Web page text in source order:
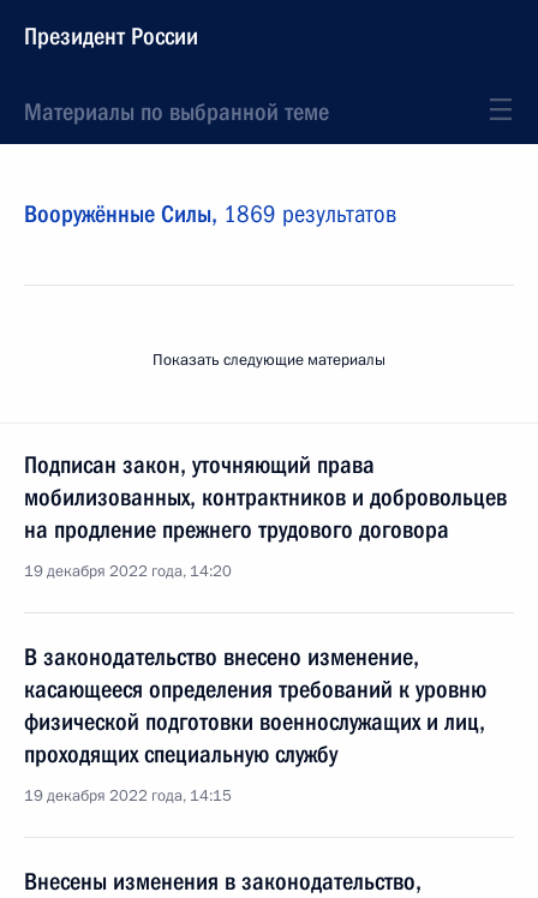
Президент России
Материалы по выбранной теме
Вооружённые Силы, 1869 результатов
Показать следующие материалы
Подписан закон, уточняющий права
мобилизованных, контрактников и добровольцев
на продление прежнего трудового договора
19 декабря 2022 года, 14:20
В законодательство внесено изменение,
касающееся определения требований к уровню
физической подготовки военнослужащих и лиц,
проходящих специальную службу
19 декабря 2022 года, 14:15
Внесены изменения в законодательство,